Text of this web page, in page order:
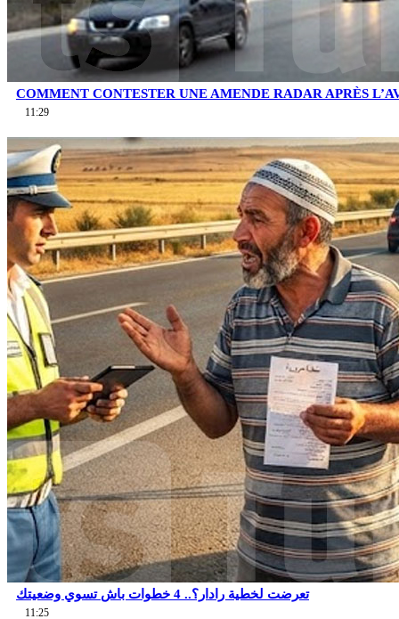
COMMENT CONTESTER UNE AMENDE RADAR APRÈS
11:29
تعرضت لخطية رادار؟.. 4 خطوات باش تسوي وضعيتك
11:25